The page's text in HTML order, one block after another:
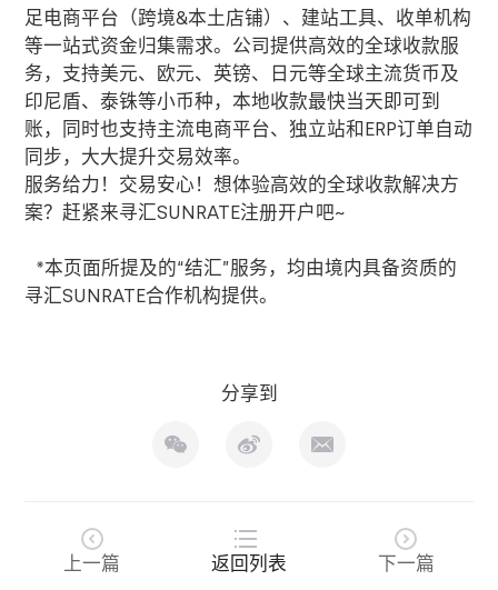
足电商平台（跨境&本土店铺）、建站工具、收单机构
等一站式资金归集需求。公司提供高效的全球收款服
务，支持美元、欧元、英镑、日元等全球主流货币及
印尼盾、泰铢等小币种，本地收款最快当天即可到
账，同时也支持主流电商平台、独立站和ERP订单自动
同步，大大提升交易效率。
服务给力！交易安心！想体验高效的全球收款解决方
案？赶紧来寻汇SUNRATE注册开户吧~
*本页面所提及的“结汇”服务，均由境内具备资质的
寻汇SUNRATE合作机构提供。
分享到
上一篇 返回列表 下一篇